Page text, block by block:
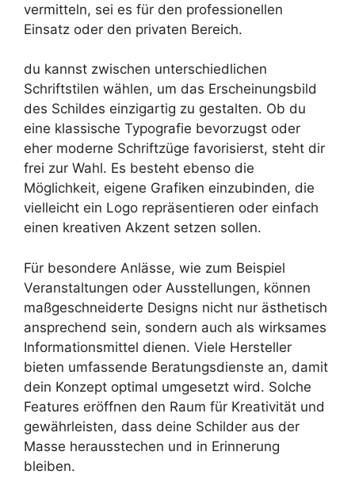
vermitteln, sei es für den professionellen
Einsatz oder den privaten Bereich.
du kannst zwischen unterschiedlichen
Schriftstilen wählen, um das Erscheinungsbild
des Schildes einzigartig zu gestalten. Ob du
eine klassische Typografie bevorzugst oder
eher moderne Schriftzüge favorisierst, steht dir
frei zur Wahl. Es besteht ebenso die
Möglichkeit, eigene Grafiken einzubinden, die
vielleicht ein Logo repräsentieren oder einfach
einen kreativen Akzent setzen sollen.
Für besondere Anlässe, wie zum Beispiel
Veranstaltungen oder Ausstellungen, können
maßgeschneiderte Designs nicht nur ästhetisch
ansprechend sein, sondern auch als wirksames
Informationsmittel dienen. Viele Hersteller
bieten umfassende Beratungsdienste an, damit
dein Konzept optimal umgesetzt wird. Solche
Features eröffnen den Raum für Kreativität und
gewährleisten, dass deine Schilder aus der
Masse herausstechen und in Erinnerung
bleiben.